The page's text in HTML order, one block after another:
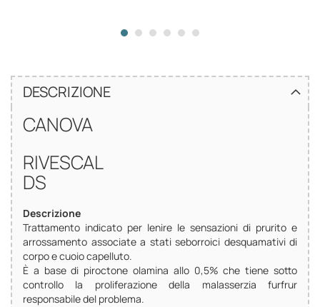
DESCRIZIONE
CANOVA
RIVESCAL
DS
Descrizione
Trattamento indicato per lenire le sensazioni di prurito e
arrossamento associate a stati seborroici desquamativi di
corpo e cuoio capelluto.
È a base di piroctone olamina allo 0,5% che tiene sotto
controllo la proliferazione della malasserzia furfrur
responsabile del problema.